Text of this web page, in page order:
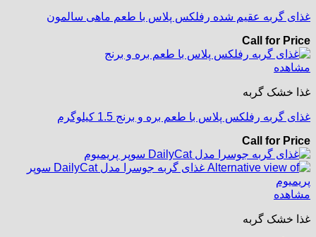
غذای گربه عقیم شده رفلکس پلاس با طعم ماهی سالمون
Call for Price
مشاهده
غذا خشک گربه
غذای گربه رفلکس پلاس با طعم بره و برنج 1.5 کیلوگرم
Call for Price
مشاهده
غذا خشک گربه